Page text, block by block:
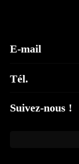
E-mail
Tél.
Suivez-nous !